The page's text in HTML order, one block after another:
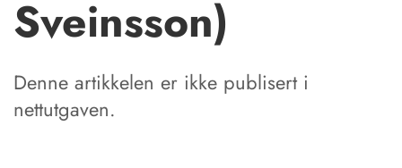
Sveinsson)
Denne artikkelen er ikke publisert i
nettutgaven.